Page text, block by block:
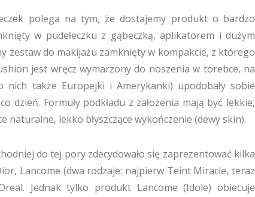
polega na tym, że dostajemy produkt o bardzo
w pudełeczku z gąbeczką, aplikatorem i dużym
zestaw do makijażu zamknięty w kompakcie, z którego
jest wręcz wymarzony do noszenia w torebce, na
nich także Europejki i Amerykanki) upodobały sobie
dzień. Formuły podkładu z założenia mają być lekkie,
naturalne, lekko błyszczące wykończenie (dewy skin).
do tej pory zdecydowało się zaprezentować kilka
Lancome (dwa rodzaje: najpierw Teint Miracle, teraz
Jednak tylko produkt Lancome (Idole) obiecuje